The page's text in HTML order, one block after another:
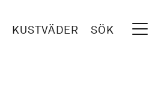
KUSTVÄDER SÖK